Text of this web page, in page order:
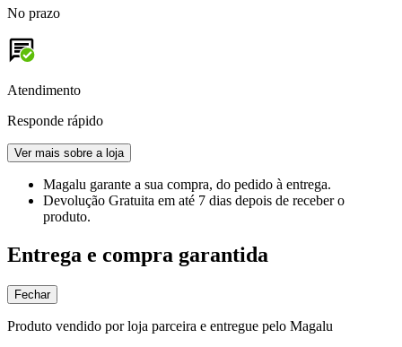
No prazo
Atendimento
Responde rápido
Ver mais sobre a loja
Magalu garante a sua compra, do pedido à entrega.
Devolução Gratuita em até 7 dias depois de receber o
produto.
Entrega e compra garantida
Fechar
Produto vendido por loja parceira e entregue pelo Magalu